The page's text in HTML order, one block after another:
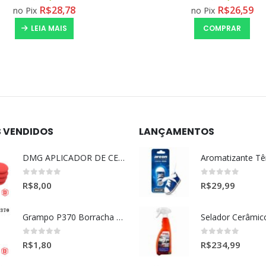
no Pix R$26,59
COMPRAR
no Pix R$142,59
COMPRAR
VENDIDOS
DMG APLICADOR DE CERA ULTRA MACIO VERMELHO l
out of 5
R$8,00
Grampo P370 Borracha Porta (HONDA-TOYOTA)
out of 5
R$1,80
LANÇAMENTOS
out of 5
R$29,99
out of 5
R$234,99